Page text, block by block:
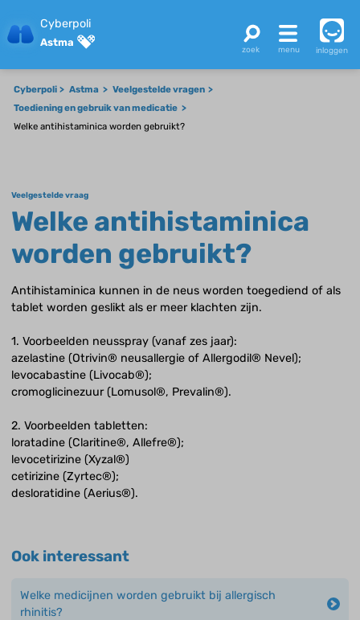
Cyberpoli
Astma
inloggen
Cyberpoli Astma
Veelgestelde vragen
Toediening en gebruik van medicatie
Welke antihistaminica worden gebruikt?
Veelgestelde vraag
Welke antihistaminica
worden gebruikt?
Antihistaminica kunnen in de neus worden toegediend of als
tablet worden geslikt als er meer klachten zijn.
1. Voorbeelden neusspray (vanaf zes jaar):
azelastine (Otrivin® neusallergie of Allergodil® Nevel);
levocabastine (Livocab®);
cromoglicinezuur (Lomusol®, Prevalin®).
2. Voorbeelden tabletten:
loratadine (Claritine®, Allefre®);
levocetirizine (Xyzal®)
cetirizine (Zyrtec®);
desloratidine (Aerius®).
Ook interessant
Welke medicijnen worden gebruikt bij allergisch
rhinitis?